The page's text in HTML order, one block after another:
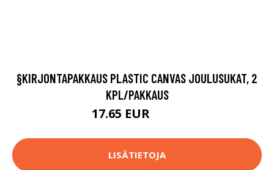
§KIRJONTAPAKKAUS PLASTIC CANVAS JOULUSUKAT, 2
KPL/PAKKAUS
17.65 EUR
LISÄTIETOJA